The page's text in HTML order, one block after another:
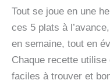
Tout se joue en une
ces 5 plats à
en semaine, tout en
Chaque recette utilise
faciles à trouver et